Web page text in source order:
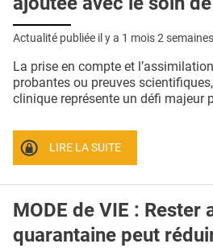
Actualité publiée il y a 1 mois 2 semaines
La prise en compte et
probantes ou preuves
clinique représente un défi majeur
LIRE LA SUITE
MODE de VIE : Rester
quarantaine peut